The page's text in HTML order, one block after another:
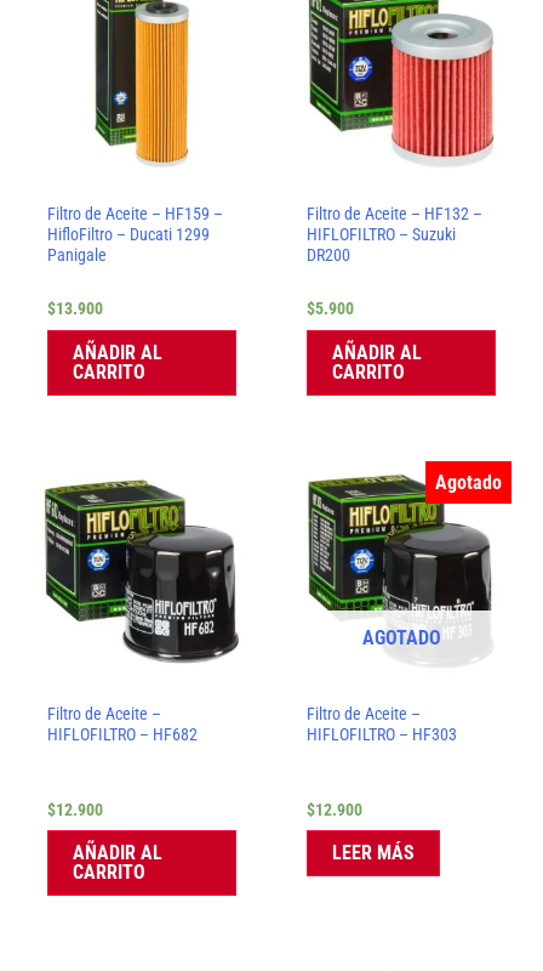
Filtro de Aceite – HF159 –
HifloFiltro – Ducati 1299
Panigale
$13.900
AÑADIR AL
CARRITO
Filtro de Aceite – HF132 –
HIFLOFILTRO – Suzuki
DR200
$5.900
AÑADIR AL
CARRITO
Filtro de Aceite –
HIFLOFILTRO – HF682
$12.900
AÑADIR AL
CARRITO
Agotado
AGOTADO
Filtro de Aceite –
HIFLOFILTRO – HF303
$12.900
LEER MÁS